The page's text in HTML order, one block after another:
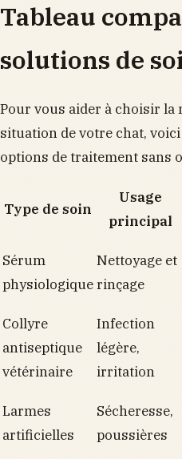
Tableau
solutions de
Pour vous aider à choisir la
situation de votre chat,
options de traitement sans
Type de soin
Usage
principal
Sérum
physiologique
Nettoyage et
rinçage
Collyre
antiseptique
vétérinaire
Infection
légère,
irritation
Larmes
artificielles
Sécheresse,
poussières